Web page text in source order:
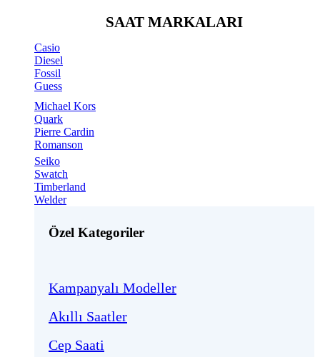
SAAT MARKALARI
Casio
Diesel
Fossil
Guess
Michael Kors
Quark
Pierre Cardin
Romanson
Seiko
Swatch
Timberland
Welder
Özel Kategoriler
Kampanyalı Modeller
Akıllı Saatler
Cep Saati